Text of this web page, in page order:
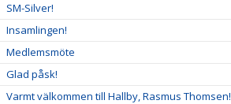
SM-Silver!
Insamlingen!
Medlemsmöte
Glad påsk!
Varmt välkommen till Hallby, Rasmus Thomsen!